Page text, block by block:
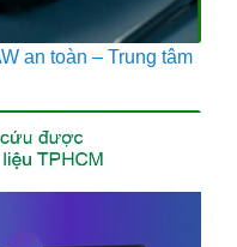
an toàn – Trung tâm